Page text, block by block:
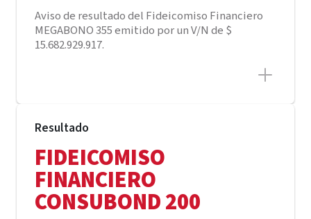
Aviso de resultado del Fideicomiso Financiero
MEGABONO 355 emitido por un V/N de $
15.682.929.917.
Resultado
FIDEICOMISO
FINANCIERO
CONSUBOND 200